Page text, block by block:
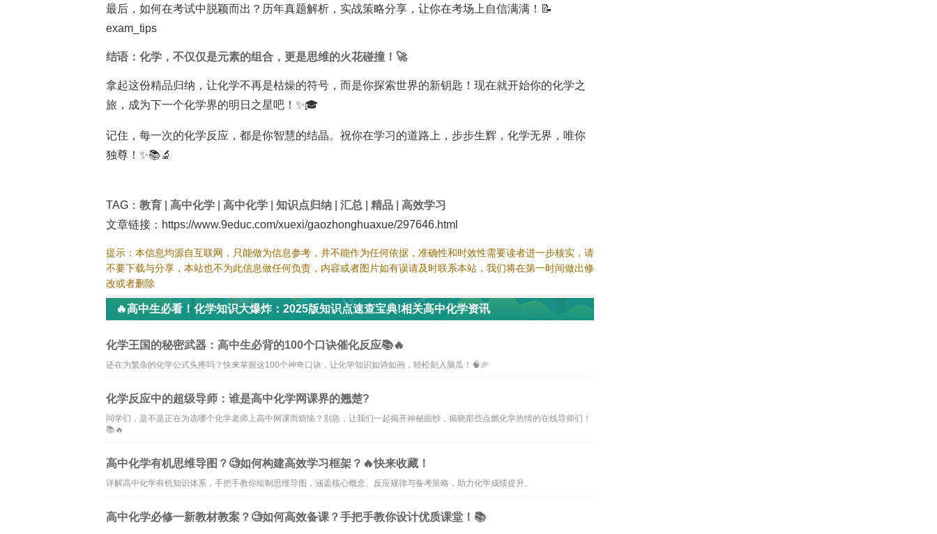
最后，如何在考试中脱颖而出？历年真题解析，实战策略分享，让你在考场上自信满满！📝
exam_tips
结语：化学，不仅仅是元素的组合，更是思维的火花碰撞！🚀
拿起这份精品归纳，让化学不再是枯燥的符号，而是你探索世界的新钥匙！现在就开始你的化学之
旅，成为下一个化学界的明日之星吧！✨🎓
记住，每一次的化学反应，都是你智慧的结晶。祝你在学习的道路上，步步生辉，化学无界，唯你
独尊！✨📚🔬
TAG： 教育 高中化学 高中化学 知识点归纳 汇总 精品
高效学习
文章链接：https://www.9educ.com/xuexi/gaozhonghuaxue/297646.html
提示：本信息均源自互联网，只能做为信息参考，并不能作为任何依据，准确性和时效性需要读者进一步核实，请
不要下载与分享，本站也不为此信息做任何负责，内容或者图片如有误请及时联系本站，我们将在第一时间做出修
改或者删除
🔥高中生必看！化学知识大爆炸：2025版知识点速查宝典!相关高中化学资讯
化学王国的秘密武器：高中生必背的100个口诀催化反应📚🔥
还在为繁杂的化学公式头疼吗？快来掌握这100个神奇口诀，让化学知识如诗如画，轻松刻入脑瓜！🧠🎉
化学反应中的超级导师：谁是高中化学网课界的翘楚?
同学们，是不是正在为选哪个化学老师上高中网课而烦恼？别急，让我们一起揭开神秘面纱，揭晓那些点燃化学热情的在线导师们！
📚🔥
高中化学有机思维导图？🧐如何构建高效学习框架？🔥快来收藏！
详解高中化学有机知识体系，手把手教你绘制思维导图，涵盖核心概念、反应规律与备考策略，助力化学成绩提升。
高中化学必修一新教材教案？🧐如何高效备课？手把手教你设计优质课堂！📚